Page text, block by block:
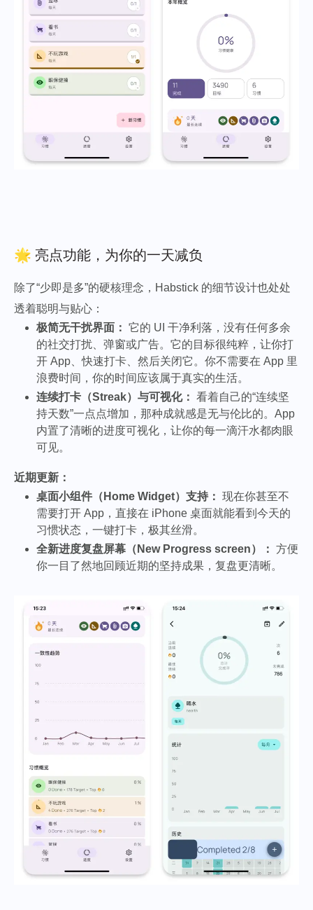
🌟 亮点功能，为你的一天减负
除了“少即是多”的硬核理念，Habstick 的细节设计也处处
透着聪明与贴心：
极简无干扰界面： 它的 UI 干净利落，没有任何多余
的社交打扰、弹窗或广告。它的目标很纯粹，让你打
开 App、快速打卡、然后关闭它。你不需要在 App 里
浪费时间，你的时间应该属于真实的生活。
连续打卡（Streak）与可视化： 看着自己的“连续坚
持天数”一点点增加，那种成就感是无与伦比的。App
内置了清晰的进度可视化，让你的每一滴汗水都肉眼
可见。
近期更新：
桌面小组件（Home Widget）支持： 现在你甚至不
需要打开 App，直接在 iPhone 桌面就能看到今天的
习惯状态，一键打卡，极其丝滑。
全新进度复盘屏幕（New Progress screen）： 方便
你一目了然地回顾近期的坚持成果，复盘更清晰。